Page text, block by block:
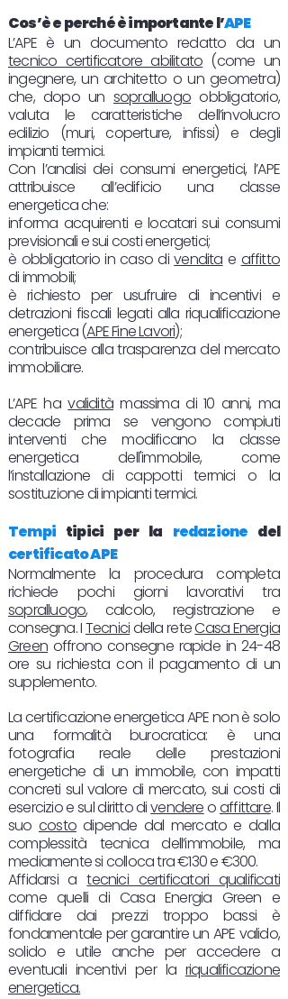
Cos’è e perché è importante l’APE
L’APE è un documento redatto da un
tecnico certificatore abilitato (come un
ingegnere, un architetto o un geometra)
che, dopo un sopralluogo obbligatorio,
valuta le caratteristiche dell’involucro
edilizio (muri, coperture, infissi) e degli
impianti termici.
Con l’analisi dei consumi energetici, l’APE
attribuisce all’edificio una classe
energetica che:
informa acquirenti e locatari sui consumi
previsionali e sui costi energetici;
è obbligatorio in caso divendita e affitto
di immobili;
è richiesto per usufruire di incentivi e
detrazioni fiscali legati alla riqualificazione
energetica (APE Fine Lavori);
contribuisce alla trasparenza del mercato
immobiliare.
L’APE havaliditàmassima di 10 anni, ma
decade prima se vengono compiuti
interventi che modificano la classe
energetica dell'immobile, come
l’installazione di cappotti termici o la
sostituzione di impianti termici.
Tempi tipici per la redazione del
certificato APE
Normalmente la procedura completa
richiede pochi giorni lavorativi tra
sopralluogo, calcolo, registrazione e
consegna. ITecnicidella reteCasa Energia
Green offrono consegne rapide in 24-48
ore su richiesta con il pagamento di un
supplemento.
La certificazione energetica APE non è solo
una formalità burocratica: è una
fotografia reale delle prestazioni
energetiche di un immobile, con impatti
concreti sul valore di mercato, sui costi di
esercizio e sul diritto divendereoaffittare. Il
suo costodipende dal mercato e dalla
complessità tecnica dell’immobile, ma
mediamente si colloca tra €130 e €300.
Affidarsi atecnici certificatori qualificati
come quelli di Casa Energia Green e
diffidare dai prezzi troppo bassi è
fondamentale per garantire un APE valido,
solido e utile anche per accedere a
eventuali incentivi per la riqualificazione
energetica.